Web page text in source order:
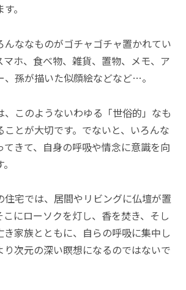
。
んななものがゴチャゴチャ置かれてい
マホ、食べ物、雑貨、置物、メモ、ア
、孫が描いた似顔絵などなど…。
、このようないわゆる「世俗的」なも
ことが大切です。でないと、いろんな
てきて、自身の呼吸や情念に意識を向
住宅では、居間やリビングに仏壇が置
こにローソクを灯し、香を焚き、そし
き家族とともに、自らの呼吸に集中し
り次元の深い瞑想になるのではないで